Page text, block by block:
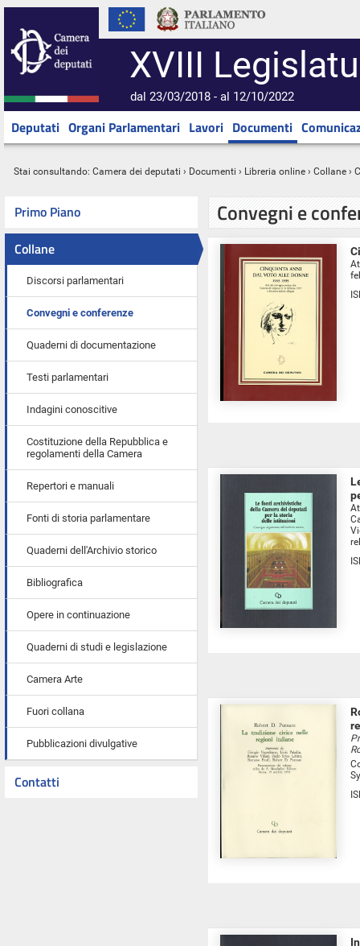
XVIII
dal 23/03/2018 - al 12/10/2022
Deputati Organi Parlamentari Lavori Documenti
Stai consultando: Camera dei deputati › Documenti › Libreria online › Collane ›
Primo Piano
Collane
Discorsi parlamentari
Convegni e conferenze
Quaderni di documentazione
Testi parlamentari
Indagini conoscitive
Costituzione della Repubblica e
regolamenti della Camera
Repertori e manuali
Fonti di storia parlamentare
Quaderni dell'Archivio storico
Bibliografica
Opere in continuazione
Quaderni di studi e legislazione
Camera Arte
Fuori collana
Pubblicazioni divulgative
Contatti
Convegni e